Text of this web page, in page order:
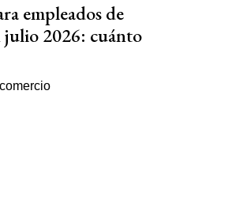
empleados de
julio 2026: cuánto